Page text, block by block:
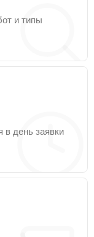
и типы
в день заявки